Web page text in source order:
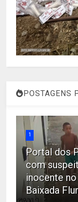
POSTAGENS
1
Portal dos
com
inocente
Baixada